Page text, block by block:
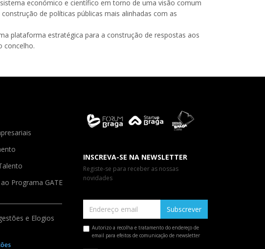
económico e científico em torno de uma visão comum
de políticas públicas mais alinhadas com as
plataforma estratégica para a construção de respostas aos
concelho.
Programa GATE
e Elogios
INSCREVA-SE NA NEWSLETTER
Registe-se para receber as nossas
novidades
Subscrever
Autorizo a recolha e tratamento do endereço de
email para efeitos de comunicação de newsletter